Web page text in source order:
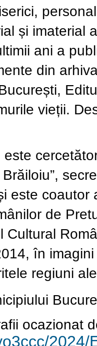
și imaterial
ani a
din
vieții.
este
este
de
Cultural
în
regiuni
ocazionat
2024/